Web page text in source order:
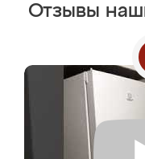
Отзывы